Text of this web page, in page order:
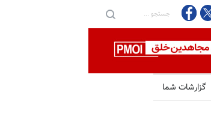
گزارشات شما